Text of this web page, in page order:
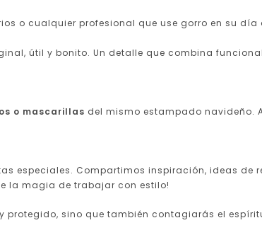
o cualquier profesional que use gorro en su día
útil y bonito. Un detalle que combina
o mascarillas del mismo estampado navideño.
especiales. Compartimos inspiración, ideas de
la magia de trabajar con estilo!
protegido, sino que también contagiarás el